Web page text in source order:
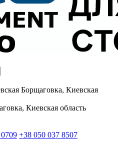
Борщаговка, Киевская
Киевская область
+38 050 037 8507